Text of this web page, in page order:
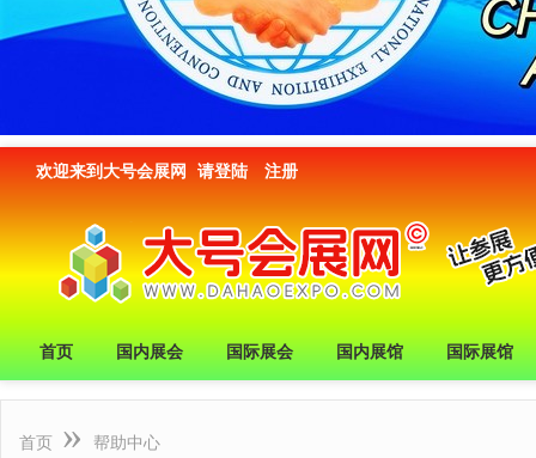
欢迎来到大号会展网 请登陆 注册
首页 国内展会 国际展会 国内展馆 国际展馆
首页 » 帮助中心